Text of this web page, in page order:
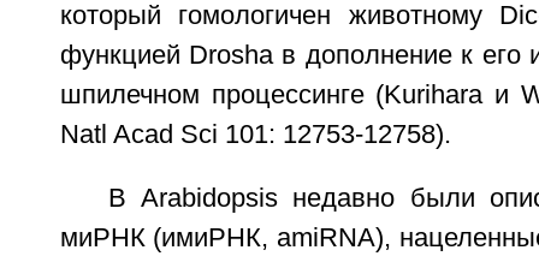
который гомологичен животному
функцией Drosha в дополнение к его
шпилечном процессинге (Kurihara и
Natl Acad Sci 101: 12753-12758).
В Arabidopsis недавно были
миРНК (имиРНК, amiRNA),